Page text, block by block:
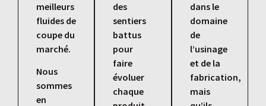
meilleurs
fluides de
coupe du
marché.
Nous
sommes
en
des
sentiers
battus
pour
faire
évoluer
chaque
dans le
domaine
de
l’usinage
et de la
fabrication,
mais